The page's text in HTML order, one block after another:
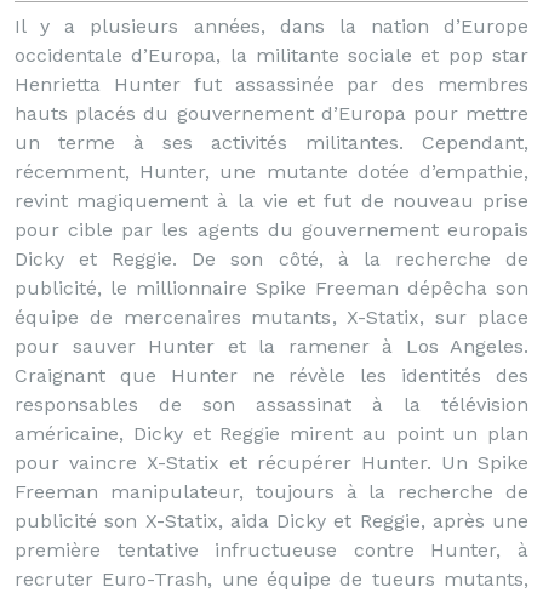
Il y a plusieurs années, dans la nation d’Europe
occidentale d’Europa, la militante sociale et pop star
Henrietta Hunter fut assassinée par des membres
hauts placés du gouvernement d’Europa pour mettre
un terme à ses activités militantes. Cependant,
récemment, Hunter, une mutante dotée d’empathie,
revint magiquement à la vie et fut de nouveau prise
pour cible par les agents du gouvernement europais
Dicky et Reggie. De son côté, à la recherche de
publicité, le millionnaire Spike Freeman dépêcha son
équipe de mercenaires mutants, X-Statix, sur place
pour sauver Hunter et la ramener à Los Angeles.
Craignant que Hunter ne révèle les identités des
responsables de son assassinat à la télévision
américaine, Dicky et Reggie mirent au point un plan
pour vaincre X-Statix et récupérer Hunter. Un Spike
Freeman manipulateur, toujours à la recherche de
publicité son X-Statix, aida Dicky et Reggie, après une
première tentative infructueuse contre Hunter, à
recruter Euro-Trash, une équipe de tueurs mutants,